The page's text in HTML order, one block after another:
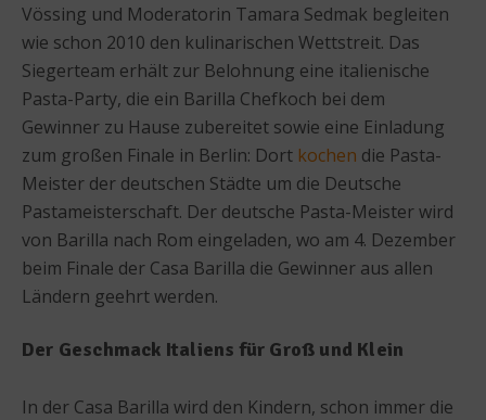
Vössing und Moderatorin Tamara Sedmak begleiten
wie schon 2010 den kulinarischen Wettstreit. Das
Siegerteam erhält zur Belohnung eine italienische
Pasta-Party, die ein Barilla Chefkoch bei dem
Gewinner zu Hause zubereitet sowie eine Einladung
zum großen Finale in Berlin: Dort kochen die Pasta-
Meister der deutschen Städte um die Deutsche
Pastameisterschaft. Der deutsche Pasta-Meister wird
von Barilla nach Rom eingeladen, wo am 4. Dezember
beim Finale der Casa Barilla die Gewinner aus allen
Ländern geehrt werden.
Der Geschmack Italiens für Groß und Klein
In der Casa Barilla wird den Kindern, schon immer die